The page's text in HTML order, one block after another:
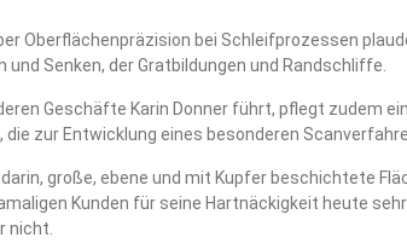
Oberflächenpräzision bei Schleifprozessen
Senken, der Gratbildungen und Randschliffe.
Geschäfte Karin Donner führt, pflegt zudem
die zur Entwicklung eines besonderen
große, ebene und mit Kupfer beschichtete
Kunden für seine Hartnäckigkeit heute
nicht.